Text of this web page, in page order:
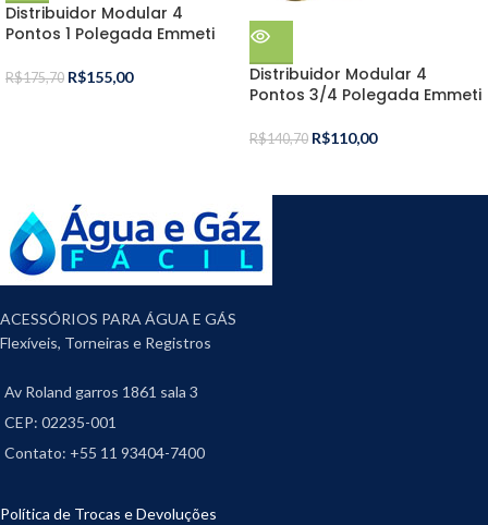
Distribuidor Modular 4
Pontos 1 Polegada Emmeti
R$175,70 R$155,00
Distribuidor Modular 4
Pontos 3/4 Polegada Emmeti
R$140,70 R$110,00
ACESSÓRIOS PARA ÁGUA E GÁS
Flexíveis, Torneiras e Registros
Av Roland garros 1861 sala 3
CEP: 02235-001
Contato: +55 11 93404-7400
Política de Trocas e Devoluções